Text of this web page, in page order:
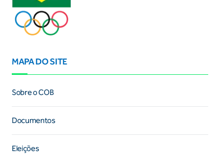
MAPA DO SITE
Sobre o COB
Documentos
Eleições